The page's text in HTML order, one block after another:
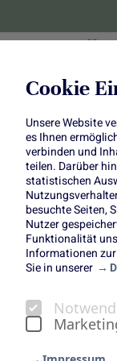
Cookie
Unsere Website
es Ihnen
verbinden und
teilen. Darüber
statistischen
besuchte Seiten,
Nutzer
Funktionalität
Informationen
Sie in unserer
DIY-
modern